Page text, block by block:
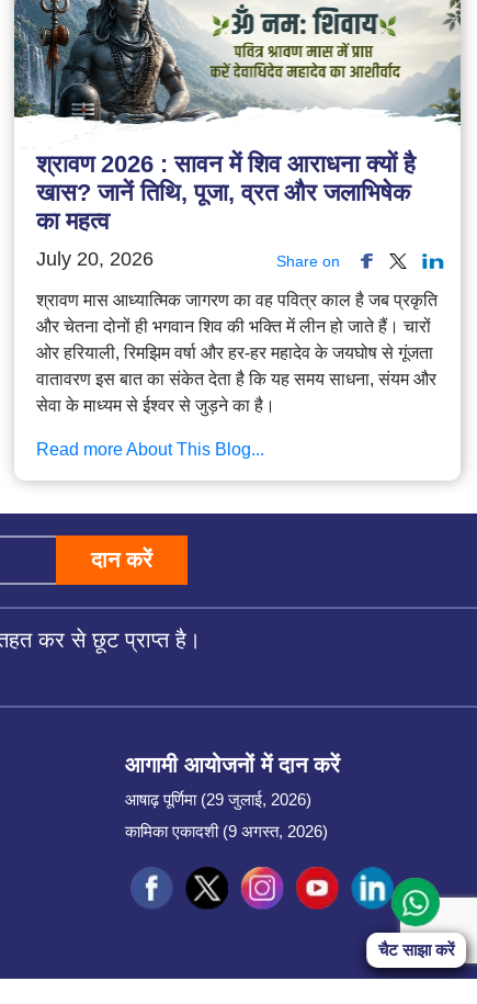
Start Chat
श्रावण 2026 : सावन में शिव आराधना क्यों है
खास? जानें तिथि, पूजा, व्रत और जलाभिषेक
का महत्व
July 20, 2026 Share on
श्रावण मास आध्यात्मिक जागरण का वह पवित्र काल है जब प्रकृति
और चेतना दोनों ही भगवान शिव की भक्ति में लीन हो जाते हैं। चारों
ओर हरियाली, रिमझिम वर्षा और हर-हर महादेव के जयघोष से गूंजता
वातावरण इस बात का संकेत देता है कि यह समय साधना, संयम और
सेवा के माध्यम से ईश्वर से जुड़ने का है।
Read more About This Blog...
चैट साझा करें
दान करें
कर से छूट प्राप्त है।
आगामी आयोजनों में दान करें
आषाढ़ पूर्णिमा (29 जुलाई, 2026)
कामिका एकादशी (9 अगस्त, 2026)